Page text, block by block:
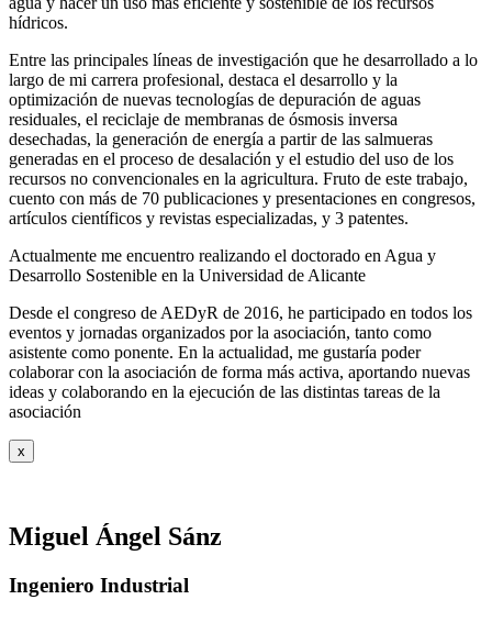
hídricos.
Entre las principales líneas de investigación que he desarrollado a lo
largo de mi carrera profesional, destaca el desarrollo y la
optimización de nuevas tecnologías de depuración de aguas
residuales, el reciclaje de membranas de ósmosis inversa
desechadas, la generación de energía a partir de las salmueras
generadas en el proceso de desalación y el estudio del uso de los
recursos no convencionales en la agricultura. Fruto de este trabajo,
cuento con más de 70 publicaciones y presentaciones en congresos,
artículos científicos y revistas especializadas, y 3 patentes.
Actualmente me encuentro realizando el doctorado en Agua y
Desarrollo Sostenible en la Universidad de Alicante
Desde el congreso de AEDyR de 2016, he participado en todos los
eventos y jornadas organizados por la asociación, tanto como
asistente como ponente. En la actualidad, me gustaría poder
colaborar con la asociación de forma más activa, aportando nuevas
ideas y colaborando en la ejecución de las distintas tareas de la
asociación
x
Miguel Ángel Sánz
Ingeniero Industrial